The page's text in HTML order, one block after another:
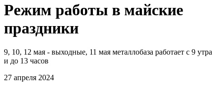
Режим работы в майские
праздники
9, 10, 12 мая - выходные, 11 мая металлобаза работает с 9 утра
и до 13 часов
27 апреля 2024